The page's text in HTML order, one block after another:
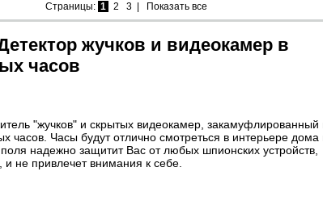
Страницы: 1 2 3 Показать все
жучков и видеокамер в
часов
"жучков" и скрытых видеокамер, закамуфлированный
часов. Часы будут отлично смотреться в интерьере дома
надежно защитит Вас от любых шпионских устройств,
не привлечет внимания к себе.